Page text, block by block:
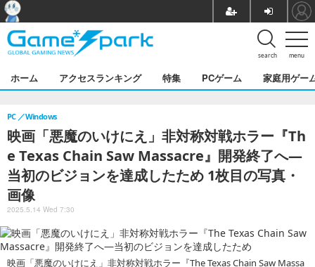
menu
search
ホーム アクセスランキング 特集 PCゲーム 家庭用ゲー
映画「悪魔のいけにえ」非対称対戦ホラー『Th
e Texas Chain Saw Massacre』開発終了へ―
当初のビジョンを達成したため 1枚目の写真・
画像
PC Windows
2025.5.14 Wed 7:30
映画「悪魔のいけにえ」非対称対戦ホラー『The Texas Chain Saw Massa